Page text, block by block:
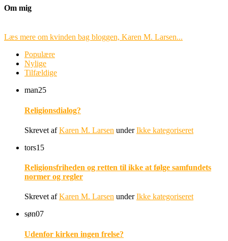
Om mig
Læs mere om kvinden bag bloggen, Karen M. Larsen...
Populære
Nylige
Tilfældige
man25
Religionsdialog?
Skrevet afKaren M. Larsen underIkke kategoriseret
tors15
Religionsfriheden og retten til ikke at følge samfundets
normer og regler
Skrevet afKaren M. Larsen underIkke kategoriseret
søn07
Udenfor kirken ingen frelse?